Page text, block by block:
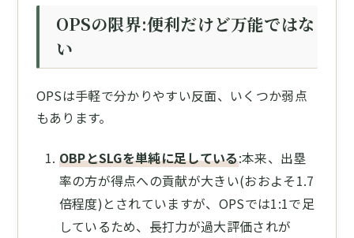
OPSの限界:便利だけど万能ではな
い
OPSは手軽で分かりやすい反面、いくつか弱点
もあります。
OBPとSLGを単純に足している:本来、出塁
率の方が得点への貢献が大きい(おおよそ1.7
倍程度)とされていますが、OPSでは1:1で足
しているため、長打力が過大評価されが